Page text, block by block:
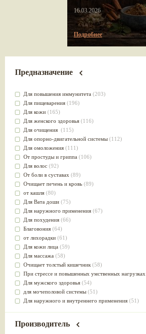
16.03.2026
Подробнее
Предназначение
Для повышения иммунитета (203)
Для пищеварения (196)
Для кожи (165)
Для женского здоровья (116)
Для очищения (115)
Для опорно-двигательной системы (112)
Для омоложения (111)
От простуды и гриппа (106)
Для волос (92)
От боли в суставах (89)
Очищает печень и кровь (89)
от кашля (80)
Для Вата доши (75)
Для наружного применения (67)
Для похудения (66)
Благовония (64)
от лихорадки (61)
Для кожи лица (59)
Для массажа (58)
Очищает толстый кишечник(58)
При стрессе и повышенных умственных нагрузках
Для мужского здоровья (54)
для мочеполовой системы (51)
Для наружного и внутреннего применения (51)
Для стабилизации деятельности ЦНС
Производитель